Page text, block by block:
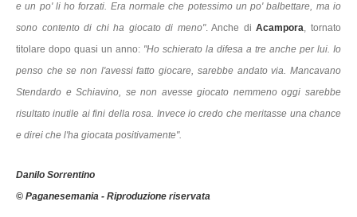
e un po' li ho forzati. Era normale che potessimo un po' balbettare, ma io
sono contento di chi ha giocato di meno". Anche diAcampora, tornato
titolare dopo quasi un anno: "Ho schierato la difesa a tre anche per lui. Io
penso che se non l'avessi fatto giocare, sarebbe andato via. Mancavano
Stendardo e Schiavino, se non avesse giocato nemmeno oggi sarebbe
risultato inutile ai fini della rosa. Invece io credo che meritasse una chance
e direi che l'ha giocata positivamente".
Danilo Sorrentino
© Paganesemania - Riproduzione riservata